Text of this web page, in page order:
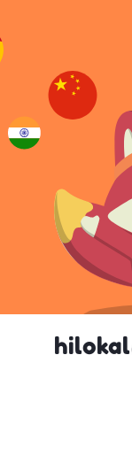
hilokal